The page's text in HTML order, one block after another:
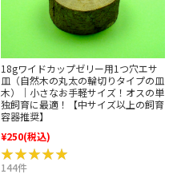
18gワイドカップゼリー用1つ穴エサ
皿（自然木の丸太の輪切りタイプの皿
木）｜小さなお手軽サイズ！オスの単
独飼育に最適！【中サイズ以上の飼育
容器推奨】
¥250(税込)
★★★★★
★★★★★
144件